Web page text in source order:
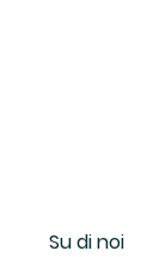
Su di noi